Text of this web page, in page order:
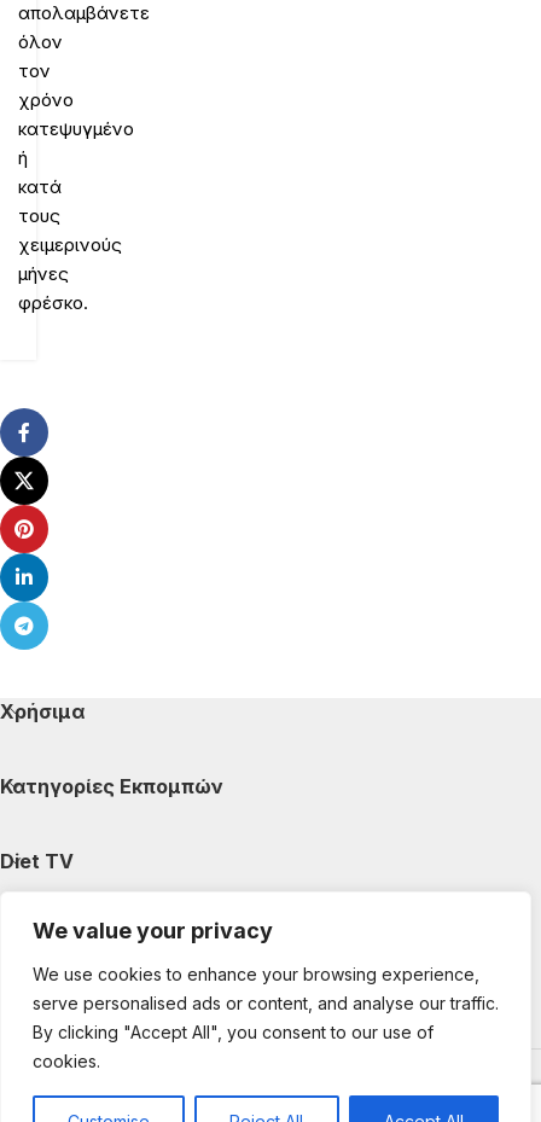
We value your privacy
We use cookies to enhance your browsing experience,
serve personalised ads or content, and analyse our traffic.
By clicking "Accept All", you consent to our use of
cookies.
απολαμβάνετε
όλον
τον
χρόνο
κατεψυγμένο
ή
κατά
τους
χειμερινούς
μήνες
φρέσκο.
Χρήσιμα
Κατηγορίες Εκπομπών
Diet TV
Κατηγορίες Άρθρων
Ακολουθήστε μας
Copyright © 2025 DietTV. All Rights Reserved.
development by web-idea.gr